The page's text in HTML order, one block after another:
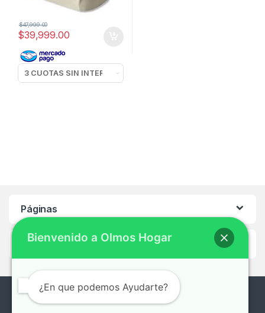
$39,999.00
$47,999.00
Páginas
Ayuda
Bienvenido a Olmos Hogar
¿En que podemos Ayudarte?